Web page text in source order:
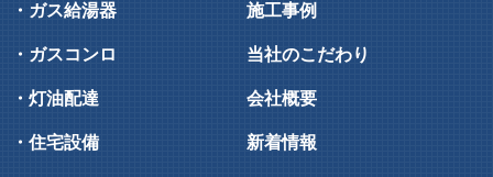
・ガス給湯器
・ガスコンロ
・灯油配達
・住宅設備
施工事例
当社のこだわり
会社概要
新着情報